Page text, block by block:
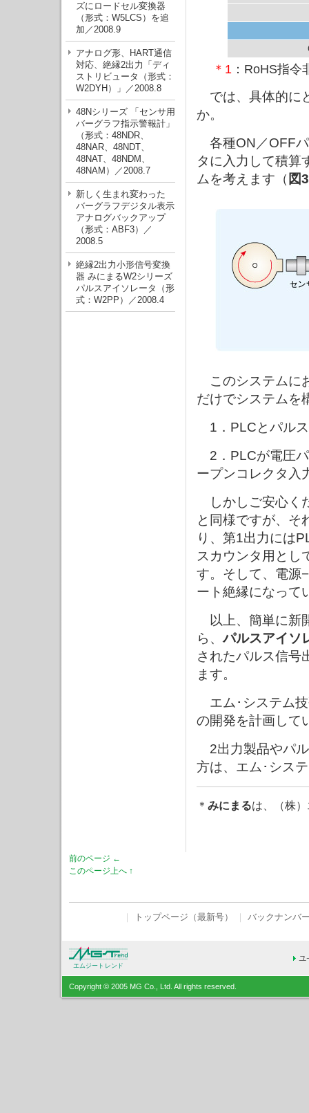
ズにロードセル変換器
（形式：W5LCS）を追
加／2008.9
アナログ形、HART通信
対応、絶縁2出力「ディ
ストリビュータ（形式：
W2DYH）」／2008.8
48Nシリーズ 「センサ用
バーグラフ指示警報計」
（形式：48NDR、
48NAR、48NDT、
48NAT、48NDM、
48NAM）／2008.7
新しく生まれ変わった
バーグラフデジタル表示
アナログバックアップ
（形式：ABF3）／
2008.5
絶縁2出力小形信号変換
器 みにまるW2シリーズ
パルスアイソレータ（形
式：W2PP）／2008.4
＊1：RoHS指
では、具体的に
か。
各種ON／OFFパ
タに入力して積算
ムを考えます（ 図3
このシステムに
だけでシステムを
1．PLCとパル
2．PLCが電圧パ
ープンコレクタ入
しかしご安心く
と同様ですが、そ
り、第1出力には
スカウンタ用とし
す。そして、電源
ート絶縁になって
以上、簡単に新
ら、パルスアイソ
されたパルス信号
ます。
エム･システム
の開発を計画して
2出力製品やパ
方は、エム･シス
＊ みにまるは、（株
前のページ ←
このページ上へ ↑
トップページ（最新号） バックナンバ
エムジートレンド
Copyright © 2005 MG Co., Ltd. All rights reserved.